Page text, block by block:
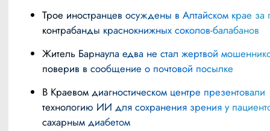
Трое иностранцев осуждены в Алтайском крае за попытку
контрабанды краснокнижных соколов-балабанов
Житель Барнаула едва не стал жертвой мошенников,
поверив в сообщение о почтовой посылке
В Краевом диагностическом центре презентовали
технологию ИИ для сохранения зрения у
сахарным диабетом